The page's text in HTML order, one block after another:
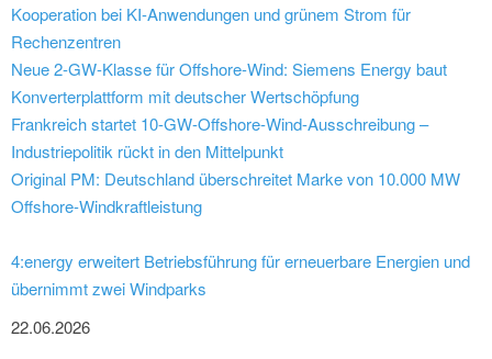
Kooperation bei KI-Anwendungen und grünem Strom für
Rechenzentren
Neue 2-GW-Klasse für Offshore-Wind: Siemens Energy baut
Konverterplattform mit deutscher Wertschöpfung
Frankreich startet 10-GW-Offshore-Wind-Ausschreibung –
Industriepolitik rückt in den Mittelpunkt
Original PM: Deutschland überschreitet Marke von 10.000 MW
Offshore-Windkraftleistung
4:energy erweitert Betriebsführung für erneuerbare Energien und
übernimmt zwei Windparks
22.06.2026